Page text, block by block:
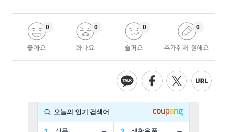
좋아요
0
화나요
0
슬퍼요
0
추가취재 원해요
0